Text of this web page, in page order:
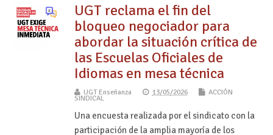
UGT reclama el fin del
bloqueo negociador para
abordar la situación crítica de
las Escuelas Oficiales de
Idiomas en mesa técnica
UGT Enseñanza 13/05/2026 ACCIÓN
SINDICAL
Una encuesta realizada por el sindicato con la
participación de la amplia mayoría de los